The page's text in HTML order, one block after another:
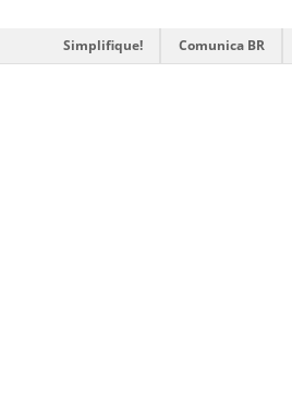
Simplifique! Comunica BR